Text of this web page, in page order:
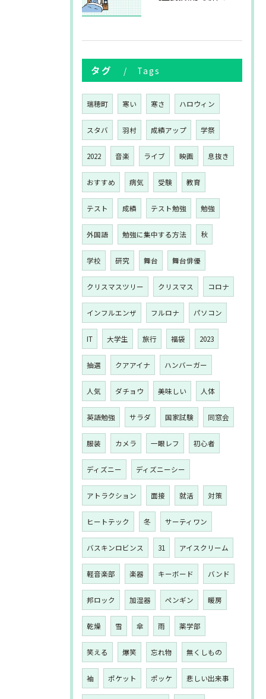
タグ Tags
瑞穂町 寒い 寒さ ハロウィン
スタバ 羽村 成績アップ 学祭
2022 音楽 ライブ 映画 息抜き
おすすめ 病気 受験 教育
テスト 成績 テスト勉強 勉強
外国語 勉強に集中する方法 秋
学校 研究 舞台 舞台俳優
クリスマスツリー クリスマス コロナ
インフルエンザ フルロナ パソコン
IT 大学生 旅行 福袋 2023
抽選 クアアイナ ハンバーガー
人気 ダチョウ 美味しい 人体
英語勉強 サラダ 国家試験 同窓会
服装 カメラ 一眼レフ 初心者
ディズニー ディズニーシー
アトラクション 面接 就活 対策
ヒートテック 冬 サーティワン
バスキンロビンス 31 アイスクリーム
軽音楽部 楽器 キーボード バンド
邦ロック 加湿器 ペンギン 暖房
乾燥 雪 傘 雨 薬学部
笑える 爆笑 忘れ物 無くしもの
袖 ポケット ポッケ 悲しい出来事